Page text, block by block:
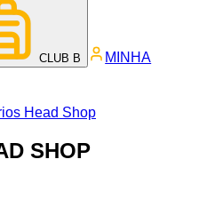
CLUB B MINHA
Head Shop
SHOP